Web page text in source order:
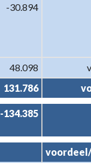
-30.894
48.098
131.786
-134.385